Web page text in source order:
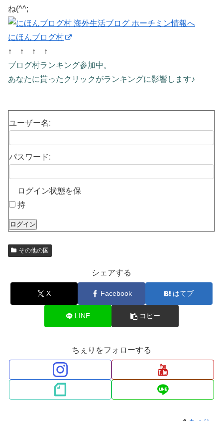
ね(^^;
にほんブログ村
↑ ↑ ↑ ↑
ブログ村ランキング参加中。
あなたに貰ったクリックがランキングに影響します♪
ユーザー名:
パスワード:
ログイン状態を保
持
ログイン
その他の国
シェアする
X Facebook はてブ
LINE コピー
ちぇりをフォローする